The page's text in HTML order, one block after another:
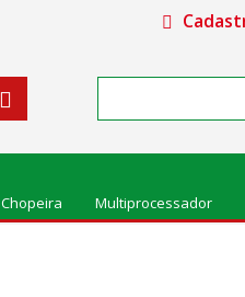
Chopeira Multiprocessador